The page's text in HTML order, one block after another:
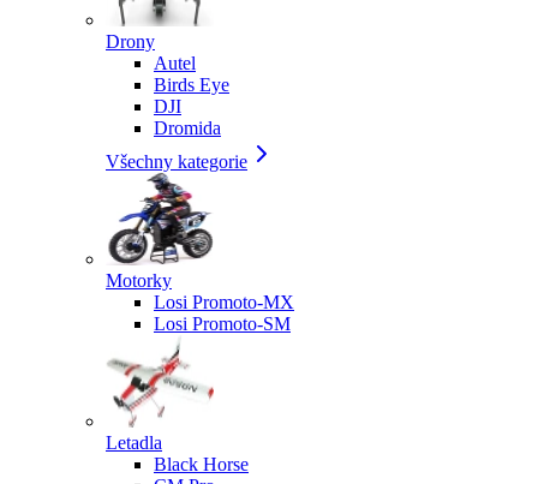
Drony
Autel
Birds Eye
DJI
Dromida
Všechny kategorie
Motorky
Losi Promoto-MX
Losi Promoto-SM
Letadla
Black Horse